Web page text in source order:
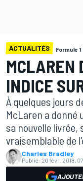
ACTUALITÉS Formule 1
MCLAREN
INDICE
À quelques jours
McLaren a donné
sa nouvelle
vraisemblable de
Charles Bradley
Publié: 20 févr. 2018,